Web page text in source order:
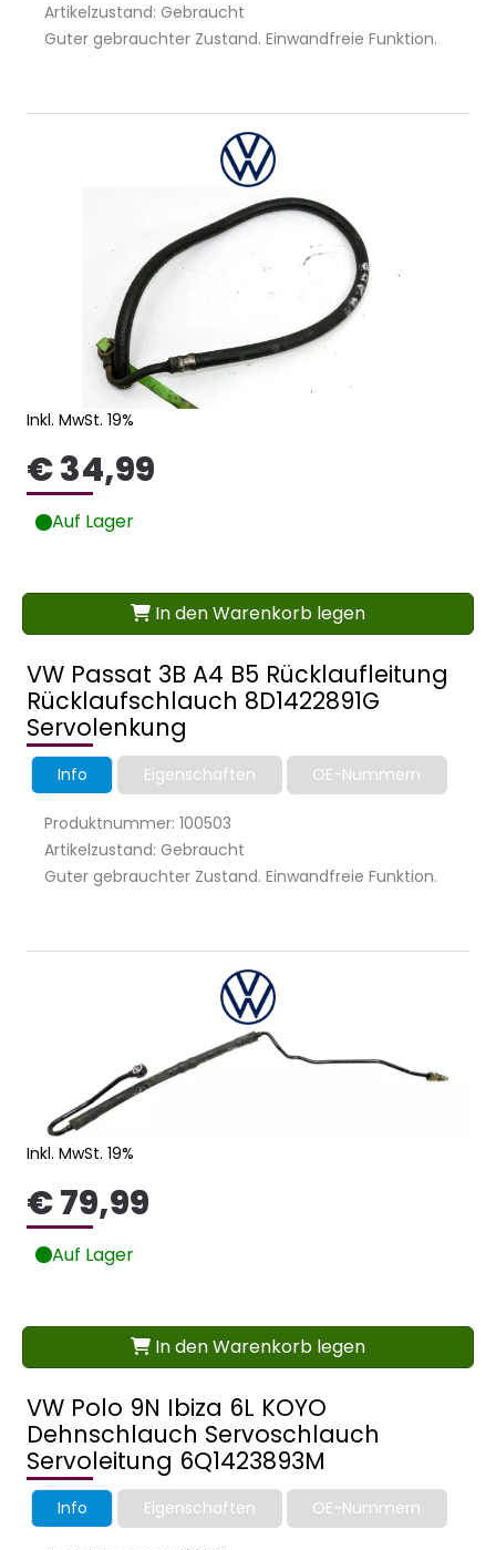
Artikelzustand: Gebraucht
Guter gebrauchter Zustand. Einwandfreie Funktion.
VW Passat 3B A4 B5 Rücklaufleitung
Rücklaufschlauch 8D1422891G
Servolenkung
Info Eigenschaften OE-Nummern
Produktnummer: 100503
Artikelzustand: Gebraucht
Guter gebrauchter Zustand. Einwandfreie Funktion.
Inkl. MwSt. 19%
€ 34,99
Auf Lager
In den Warenkorb legen
VW Polo 9N Ibiza 6L KOYO
Dehnschlauch Servoschlauch
Servoleitung 6Q1423893M
Info Eigenschaften OE-Nummern
Inkl. MwSt. 19%
€ 79,99
Auf Lager
In den Warenkorb legen